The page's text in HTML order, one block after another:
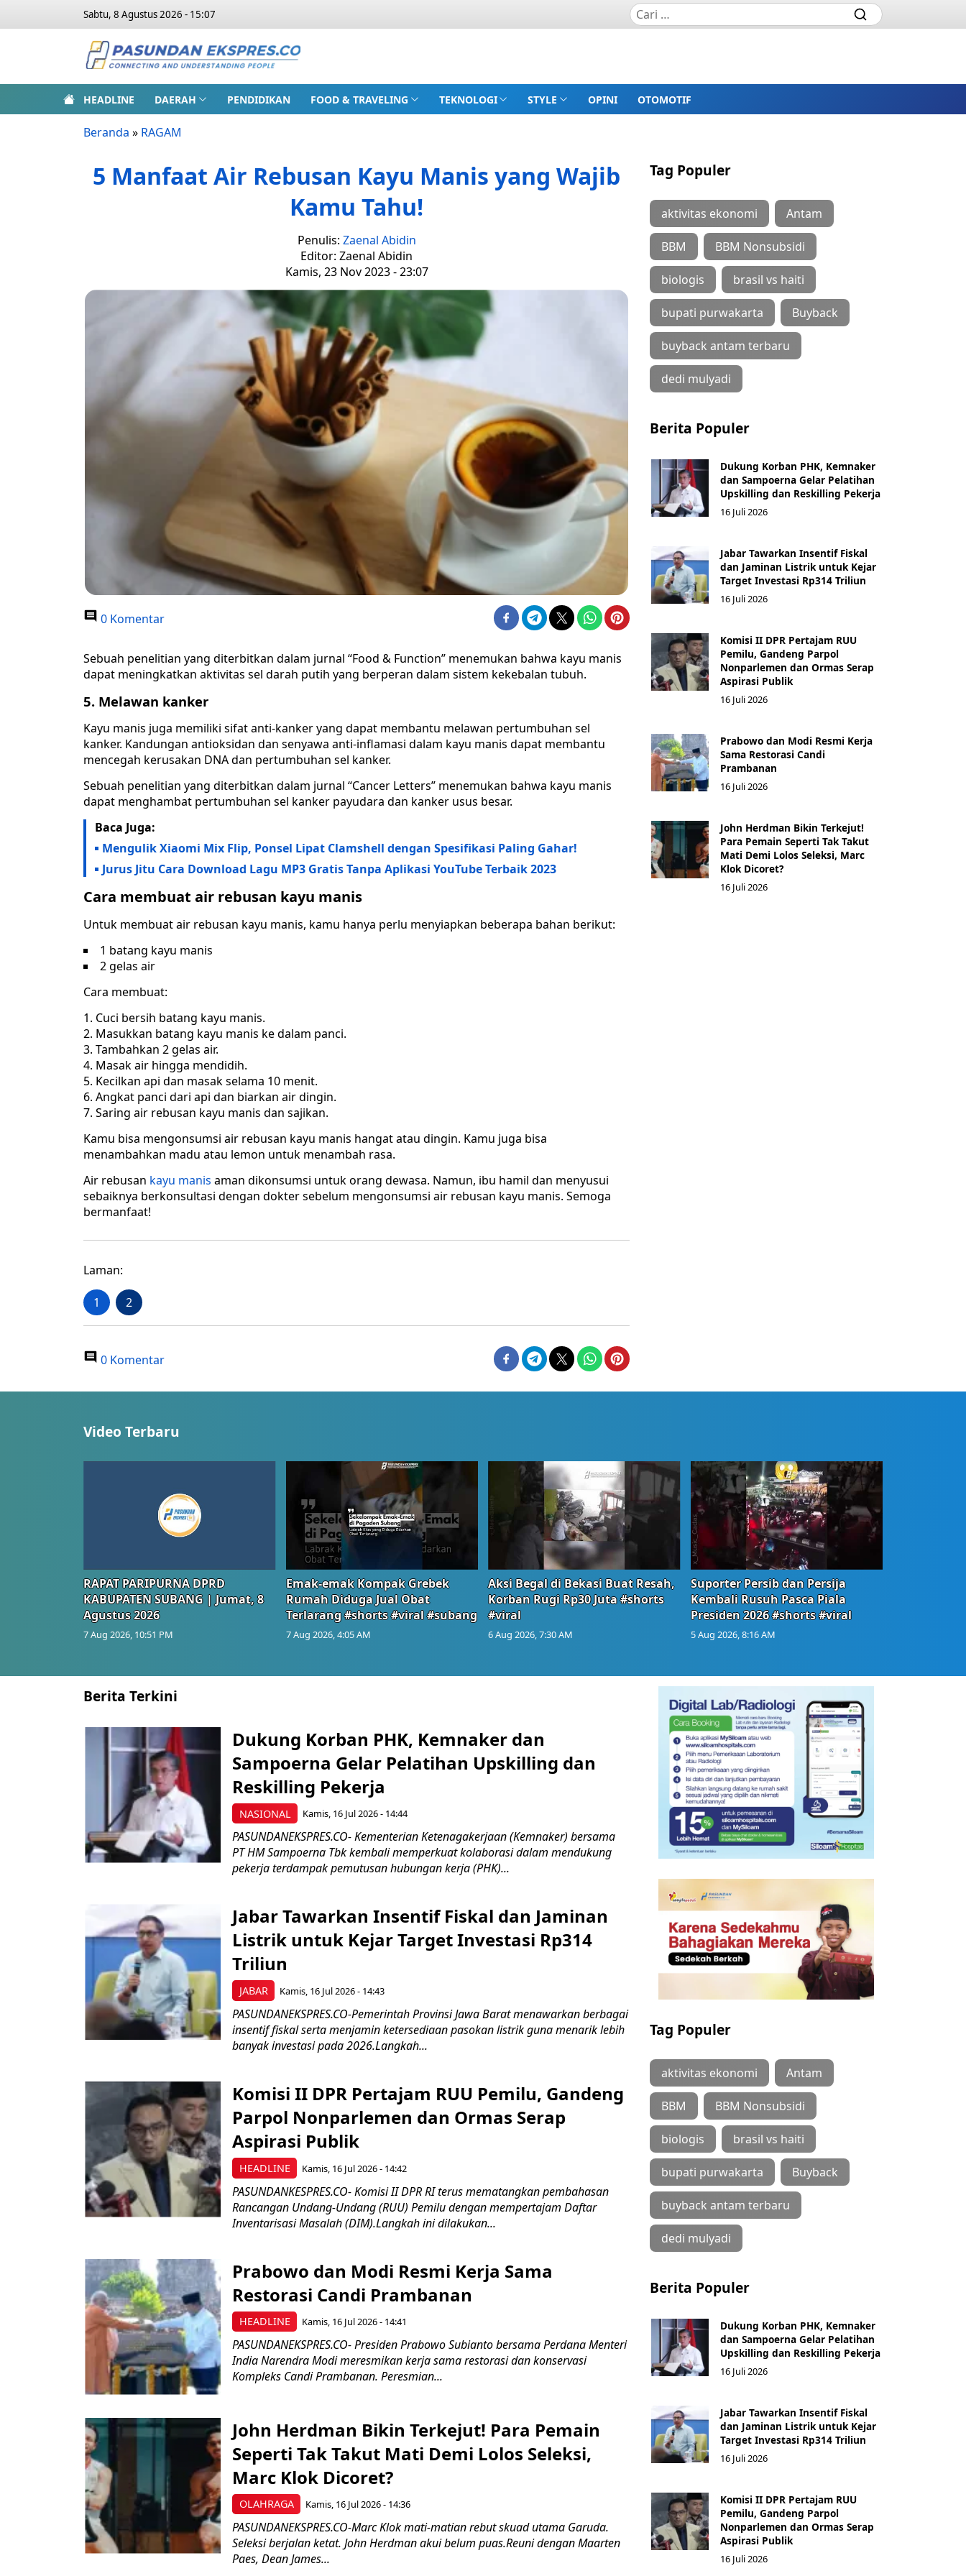
Sabtu, 8 Agustus 2026 - 15:07
HEADLINE DAERAH PENDIDIKAN FOOD & TRAVELING TEKNOLOGI STYLE OPINI OTOMOTIF
Beranda » RAGAM
5 Manfaat Air Rebusan Kayu Manis yang Wajib
Kamu Tahu!
Penulis: Zaenal Abidin
Editor: Zaenal Abidin
Kamis, 23 Nov 2023 - 23:07
0 Komentar
Sebuah penelitian yang diterbitkan dalam jurnal “Food & Function” menemukan bahwa kayu manis
dapat meningkatkan aktivitas sel darah putih yang berperan dalam sistem kekebalan tubuh.
5. Melawan kanker
Kayu manis juga memiliki sifat anti-kanker yang dapat membantu melawan pertumbuhan sel
kanker. Kandungan antioksidan dan senyawa anti-inflamasi dalam kayu manis dapat membantu
mencegah kerusakan DNA dan pertumbuhan sel kanker.
Sebuah penelitian yang diterbitkan dalam jurnal “Cancer Letters” menemukan bahwa kayu manis
dapat menghambat pertumbuhan sel kanker payudara dan kanker usus besar.
Baca Juga:
Mengulik Xiaomi Mix Flip, Ponsel Lipat Clamshell dengan Spesifikasi Paling Gahar!
Jurus Jitu Cara Download Lagu MP3 Gratis Tanpa Aplikasi YouTube Terbaik 2023
Cara membuat air rebusan kayu manis
Untuk membuat air rebusan kayu manis, kamu hanya perlu menyiapkan beberapa bahan berikut:
1 batang kayu manis
2 gelas air
Cara membuat:
Cuci bersih batang kayu manis.
Masukkan batang kayu manis ke dalam panci.
Tambahkan 2 gelas air.
Masak air hingga mendidih.
Kecilkan api dan masak selama 10 menit.
Angkat panci dari api dan biarkan air dingin.
Saring air rebusan kayu manis dan sajikan.
Kamu bisa mengonsumsi air rebusan kayu manis hangat atau dingin. Kamu juga bisa
menambahkan madu atau lemon untuk menambah rasa.
Air rebusan kayu manis aman dikonsumsi untuk orang dewasa. Namun, ibu hamil dan menyusui
sebaiknya berkonsultasi dengan dokter sebelum mengonsumsi air rebusan kayu manis. Semoga
bermanfaat!
Laman:
1 2
0 Komentar
Tag Populer
aktivitas ekonomi Antam
BBM BBM Nonsubsidi
biologis brasil vs haiti
bupati purwakarta Buyback
buyback antam terbaru
dedi mulyadi
Berita Populer
Dukung Korban PHK, Kemnaker
dan Sampoerna Gelar Pelatihan
Upskilling dan Reskilling Pekerja
16 Juli 2026
Jabar Tawarkan Insentif Fiskal
dan Jaminan Listrik untuk Kejar
Target Investasi Rp314 Triliun
16 Juli 2026
Komisi II DPR Pertajam RUU
Pemilu, Gandeng Parpol
Nonparlemen dan Ormas Serap
Aspirasi Publik
16 Juli 2026
Prabowo dan Modi Resmi Kerja
Sama Restorasi Candi
Prambanan
16 Juli 2026
John Herdman Bikin Terkejut!
Para Pemain Seperti Tak Takut
Mati Demi Lolos Seleksi, Marc
Klok Dicoret?
16 Juli 2026
Video Terbaru
RAPAT PARIPURNA DPRD
KABUPATEN SUBANG | Jumat, 8
Agustus 2026
7 Aug 2026, 10:51 PM
Emak-emak Kompak Grebek
Rumah Diduga Jual Obat
Terlarang #shorts #viral #subang
7 Aug 2026, 4:05 AM
Aksi Begal di Bekasi Buat Resah,
Korban Rugi Rp30 Juta #shorts
#viral
6 Aug 2026, 7:30 AM
Suporter Persib dan Persija
Kembali Rusuh Pasca Piala
Presiden 2026 #shorts #viral
5 Aug 2026, 8:16 AM
Berita Terkini
NASIONAL
Dukung Korban PHK, Kemnaker dan
Sampoerna Gelar Pelatihan Upskilling dan
Reskilling Pekerja
Kamis, 16 Jul 2026 - 14:44
PASUNDANEKSPRES.CO- Kementerian Ketenagakerjaan (Kemnaker) bersama
PT HM Sampoerna Tbk kembali memperkuat kolaborasi dalam mendukung
pekerja terdampak pemutusan hubungan kerja (PHK)...
JABAR
Jabar Tawarkan Insentif Fiskal dan Jaminan
Listrik untuk Kejar Target Investasi Rp314
Triliun
Kamis, 16 Jul 2026 - 14:43
PASUNDANEKSPRES.CO-Pemerintah Provinsi Jawa Barat menawarkan berbagai
insentif fiskal serta menjamin ketersediaan pasokan listrik guna menarik lebih
banyak investasi pada 2026.Langkah...
HEADLINE
Komisi II DPR Pertajam RUU Pemilu, Gandeng
Parpol Nonparlemen dan Ormas Serap
Aspirasi Publik
Kamis, 16 Jul 2026 - 14:42
PASUNDANKESPRES.CO- Komisi II DPR RI terus mematangkan pembahasan
Rancangan Undang-Undang (RUU) Pemilu dengan mempertajam Daftar
Inventarisasi Masalah (DIM).Langkah ini dilakukan...
HEADLINE
Prabowo dan Modi Resmi Kerja Sama
Restorasi Candi Prambanan
Kamis, 16 Jul 2026 - 14:41
PASUNDANEKSPRES.CO- Presiden Prabowo Subianto bersama Perdana Menteri
India Narendra Modi meresmikan kerja sama restorasi dan konservasi
Kompleks Candi Prambanan. Peresmian...
OLAHRAGA
John Herdman Bikin Terkejut! Para Pemain
Seperti Tak Takut Mati Demi Lolos Seleksi,
Marc Klok Dicoret?
Kamis, 16 Jul 2026 - 14:36
PASUNDANEKSPRES.CO-Marc Klok mati-matian rebut skuad utama Garuda.
Seleksi berjalan ketat. John Herdman akui belum puas.Reuni dengan Maarten
Paes, Dean James...
Tag Populer
aktivitas ekonomi Antam
BBM BBM Nonsubsidi
biologis brasil vs haiti
bupati purwakarta Buyback
buyback antam terbaru
dedi mulyadi
Berita Populer
Dukung Korban PHK, Kemnaker
dan Sampoerna Gelar Pelatihan
Upskilling dan Reskilling Pekerja
16 Juli 2026
Jabar Tawarkan Insentif Fiskal
dan Jaminan Listrik untuk Kejar
Target Investasi Rp314 Triliun
16 Juli 2026
Komisi II DPR Pertajam RUU
Pemilu, Gandeng Parpol
Nonparlemen dan Ormas Serap
Aspirasi Publik
16 Juli 2026